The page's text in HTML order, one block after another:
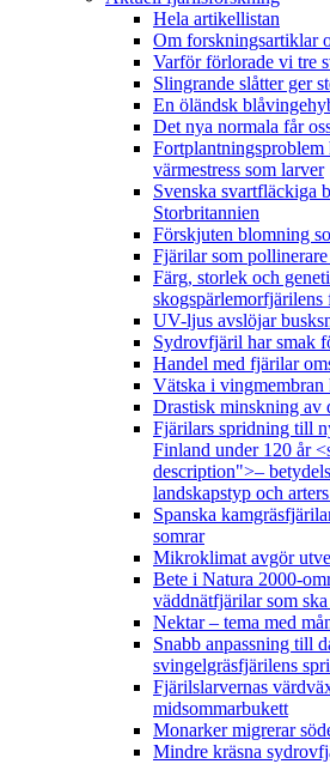
Hela artikellistan
Om forskningsartiklar
Varför förlorade vi tre
Slingrande slåtter ger
En öländsk
Det nya normala får
Fortplantningsproblem
värmestress som larver
Svenska svartfläckiga
Storbritannien
Förskjuten blomning
Fjärilar som
Färg, storlek och
skogspärlemorfjärilens
UV-ljus avslöjar
Sydrovfjäril har smak
Handel med fjärilar
Vätska i
Drastisk minskning av
Fjärilars spridning till
Finland under 120 år
description">–
landskapstyp och
Spanska
somrar
Mikroklimat avgör
Bete i Natura 2000-
väddnätfjärilar som
Nektar – tema med
Snabb anpassning till
svingelgräsfjärilens
Fjärilslarvernas
midsommarbukett
Monarker migrerar
Mindre kräsna